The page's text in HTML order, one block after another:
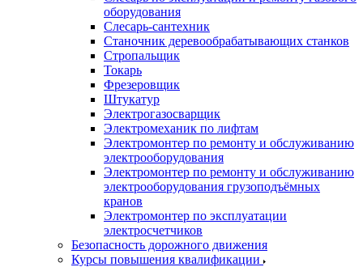
оборудования
Слесарь-сантехник
Станочник деревообрабатывающих станков
Стропальщик
Токарь
Фрезеровщик
Штукатур
Электрогазосварщик
Электромеханик по лифтам
Электромонтер по ремонту и обслуживанию
электрооборудования
Электромонтер по ремонту и обслуживанию
электрооборудования грузоподъёмных
кранов
Электромонтер по эксплуатации
электросчетчиков
Безопасность дорожного движения
Курсы повышения квалификации